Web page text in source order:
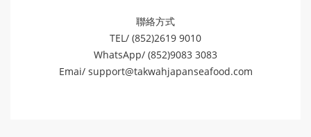
聯絡方式
TEL/ (852)2619 9010
WhatsApp/ (852)9083 3083
Emai/ support@takwahjapanseafood.com